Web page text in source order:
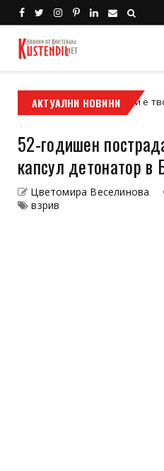
АКТУАЛНИ НОВИНИ
кросов мотор Кой е твоят
52-годишен
капсул детонатор в
Цветомира Веселинова
взрив